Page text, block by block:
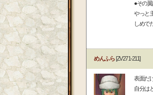
●その
やっと
しめで
めんふら[ZV271-211]
表面だ
自分は